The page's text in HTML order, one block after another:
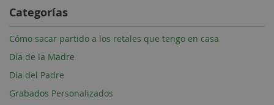
Categorías
Cómo sacar partido a los retales que tengo en casa
Día de la Madre
Día del Padre
Grabados Personalizados